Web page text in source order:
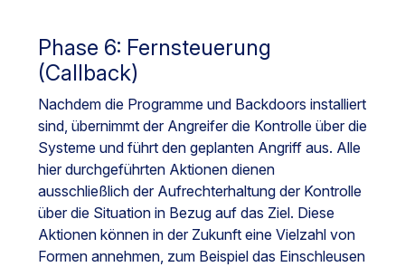
Phase 6: Fernsteuerung
(Callback)
Nachdem die Programme und Backdoors installiert
sind, übernimmt der Angreifer die Kontrolle über die
Systeme und führt den geplanten Angriff aus. Alle
hier durchgeführten Aktionen dienen
ausschließlich der Aufrechterhaltung der Kontrolle
über die Situation in Bezug auf das Ziel. Diese
Aktionen können in der Zukunft eine Vielzahl von
Formen annehmen, zum Beispiel das Einschleusen